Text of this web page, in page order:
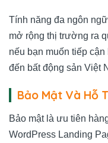
Tính năng đa ngôn
mở rộng thị trường ra
nếu bạn muốn tiếp
đến bất động sản Việt
Bảo Mật Và Hỗ
Bảo mật là ưu tiên
WordPress Landing